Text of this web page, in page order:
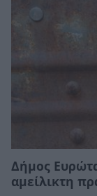
Δήμος
αμείλικτη